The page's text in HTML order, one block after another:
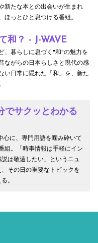
新たな本との出会いが生まれ
ほっとひと息つける番組。
和？ - J-WAVE
、暮らしに息づく"和"の魅力を
ながらの日本らしさと現代の感
い日常に隠れた「和」を、新た
でサクッとわかる
心に、専門用語を噛み砕いて
組。「時事情報は手軽にイン
は敬遠したい」というニュ
その日の重要なトピックを
。